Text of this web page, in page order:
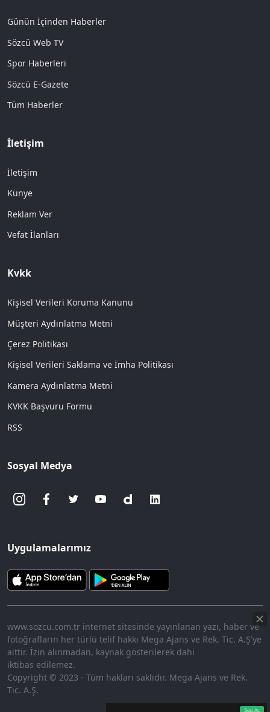
Aç
7.91%
Sesi Aç
Günün İçinden Haberler
Sözcü Web TV
Spor Haberleri
Sözcü E-Gazete
Tüm Haberler
İletişim
İletişim
Künye
Reklam Ver
Vefat İlanları
Kvkk
Kişisel Verileri Koruma Kanunu
Müşteri Aydınlatma Metni
Çerez Politikası
Kişisel Verileri Saklama ve İmha Politikası
Kamera Aydınlatma Metni
KVKK Başvuru Formu
RSS
Sosyal Medya
Uygulamalarımız
www.sozcu.com.tr internet sitesinde yayınlanan yazı, haber ve
fotoğrafların her türlü telif hakkı Mega Ajans ve Rek. Tic. A.Ş'ye
aittir. İzin alınmadan, kaynak gösterilerek dahi
iktibas edilemez.
Copyright © 2023 - Tüm hakları saklıdır. Mega Ajans ve Rek.
Tic. A.Ş.